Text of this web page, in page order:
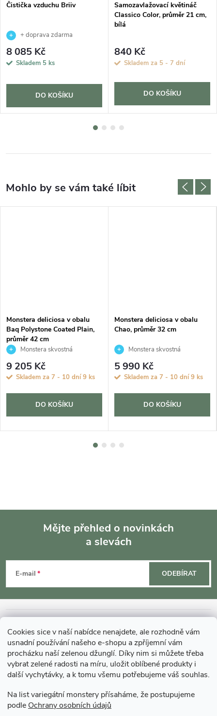
Cookies sice v naší nabídce nenajdete, ale rozhodně vám
usnadní používání našeho e-shopu a zpříjemní vám
procházku naší zelenou džunglí. Díky nim si můžete třeba
vybrat zelené radosti na míru, uložit oblíbené produkty i
další vychytávky, a k tomu všemu potřebujeme váš souhlas.
Na list variegátní monstery přísaháme, že postupujeme
podle Ochrany osobních údajů
Čistička vzduchu Briiv
+ doprava zdarma
8 085 Kč
Skladem 5 ks
DO KOŠÍKU
Samozavlažovací květináč
Classico Color, průměr 21 cm,
bílá
840 Kč
Skladem za 5 - 7 dní
DO KOŠÍKU
Monstera deliciosa v obalu
Baq Polystone Coated Plain,
průměr 42 cm
Monstera skvostná
9 205 Kč
Skladem za 7 - 10 dní9 ks
DO KOŠÍKU
Monstera deliciosa v obalu
Chao, průměr 32 cm
Monstera skvostná
5 990 Kč
Skladem za 7 - 10 dní9 ks
DO KOŠÍKU
p
a
Mějte přehled o novinkách
a slevách
E-mail ODEBÍRAT
MOHLO BY VÁS ZAJÍMAT
O GARDNERS
Gardners Design - Projekt, realizace a údržba zahrad a interiérů